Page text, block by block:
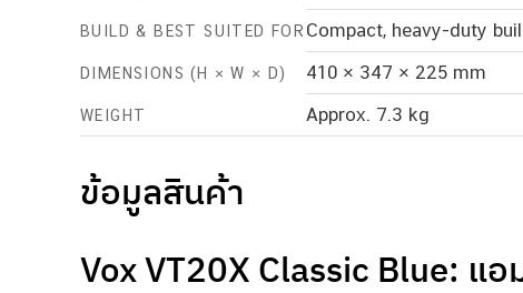
BUILD & BEST SUITED FOR Compact, heavy-duty
DIMENSIONS (H × W × D) 410 × 347 × 225 mm
WEIGHT Approx. 7.3 kg
ข้อมูลสินค้า
Vox VT20X Classic Blue: แ